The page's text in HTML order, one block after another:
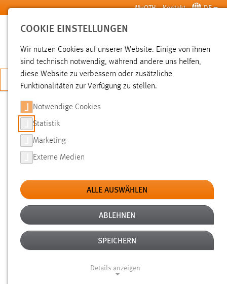
Zum Hauptinhalt springen MyOTH Kontakt DE
SUCHE
JETZT BEWERBEN
SUCHE
FILTER
Typ
Erstellungsdatum
Alter
COOKIE EINSTELLUNGEN
Wir nutzen Cookies auf unserer Website. Einige von ihnen
sind technisch notwendig, während andere uns helfen,
diese Website zu verbessern oder zusätzliche
Funktionalitäten zur Verfügung zu stellen.
Notwendige Cookies
Statistik
Marketing
Externe Medien
ALLE AUSWÄHLEN
ABLEHNEN
SPEICHERN
Details anzeigen